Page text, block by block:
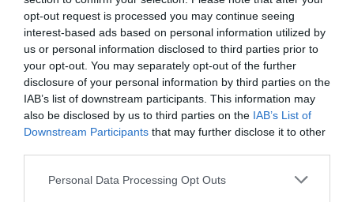
opt-out request is processed you may continue seeing
interest-based ads based on personal information utilized by
us or personal information disclosed to third parties prior to
your opt-out. You may separately opt-out of the further
disclosure of your personal information by third parties on the
IAB’s list of downstream participants. This information may
also be disclosed by us to third parties on the IAB’s List of
Downstream Participants that may further disclose it to other
Personal Data Processing Opt Outs